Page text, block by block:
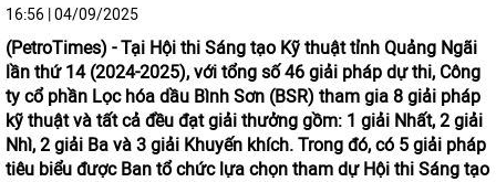
16:56 | 04/09/2025
(PetroTimes) -Tại Hội thi Sáng tạo Kỹ thuật tỉnh Quảng Ngãi
lần thứ 14 (2024-2025), với tổng số 46 giải pháp dự thi, Công
ty cổ phần Lọc hóa dầu Bình Sơn (BSR) tham gia 8 giải pháp
kỹ thuật và tất cả đều đạt giải thưởng gồm: 1 giải Nhất, 2 giải
Nhì, 2 giải Ba và 3 giải Khuyến khích. Trong đó, có 5 giải pháp
tiêu biểu được Ban tổ chức lựa chọn tham dự Hội thi Sáng tạo